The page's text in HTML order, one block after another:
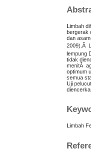
Limbah
bergerak
dan
2009).Â
lempung
tidak
menitÂ
optimum
semua
Uji
Limbah